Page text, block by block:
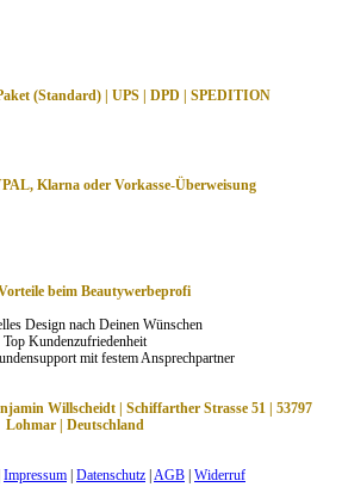
(Standard) | UPS | DPD | SPEDITION
Klarna oder Vorkasse-Überweisung
beim Beautywerbeprofi
Design nach Deinen Wünschen
Top Kundenzufriedenheit
mit festem Ansprechpartner
Willscheidt | Schiffarther Strasse 51 | 53797
Lohmar | Deutschland
Impressum | Datenschutz | AGB | Widerruf